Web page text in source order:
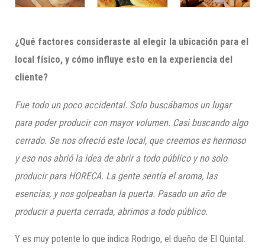
¿Qué factores consideraste al elegir la ubicación para el
local físico, y cómo influye esto en la experiencia del
cliente?
Fue todo un poco accidental. Solo buscábamos un lugar
para poder producir con mayor volumen. Casi buscando algo
cerrado. Se nos ofreció este local, que creemos es hermoso
y eso nos abrió la idea de abrir a todo público y no solo
producir para HORECA. La gente sentía el aroma, las
esencias, y nos golpeaban la puerta. Pasado un año de
producir a puerta cerrada, abrimos a todo público.
Y es muy potente lo que indica Rodrigo, el dueño de El Quintal.